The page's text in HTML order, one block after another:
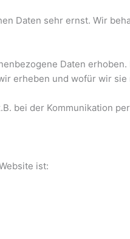
Daten sehr ernst. Wir
Daten
erheben und wofür wir
bei der Kommunikation
ist: